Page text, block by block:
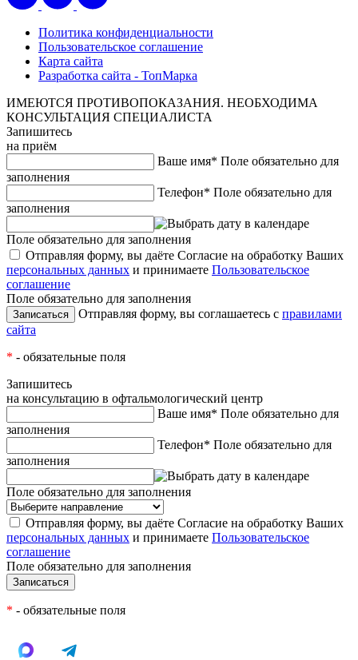
Политика конфиденциальности
Пользовательское соглашение
Карта сайта
Разработка сайта - ТопМарка
ИМЕЮТСЯ ПРОТИВОПОКАЗАНИЯ. НЕОБХОДИМА
КОНСУЛЬТАЦИЯ СПЕЦИАЛИСТА
Запишитесь
на приём
Ваше имя* Поле обязательно для
заполнения
Телефон* Поле обязательно для
заполнения
Поле обязательно для заполнения
Отправляя форму, вы даёте Согласие на обработку Ваших
персональных данных и принимаете Пользовательское
соглашение
Поле обязательно для заполнения
Отправляя форму, вы соглашаетесь с правилами
сайта
* - обязательные поля
Запишитесь
на консультацию в офтальмологический центр
Ваше имя* Поле обязательно для
заполнения
Телефон* Поле обязательно для
заполнения
Поле обязательно для заполнения
Отправляя форму, вы даёте Согласие на обработку Ваших
персональных данных и принимаете Пользовательское
соглашение
Поле обязательно для заполнения
* - обязательные поля